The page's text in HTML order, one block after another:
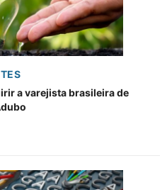
a varejista brasileira de